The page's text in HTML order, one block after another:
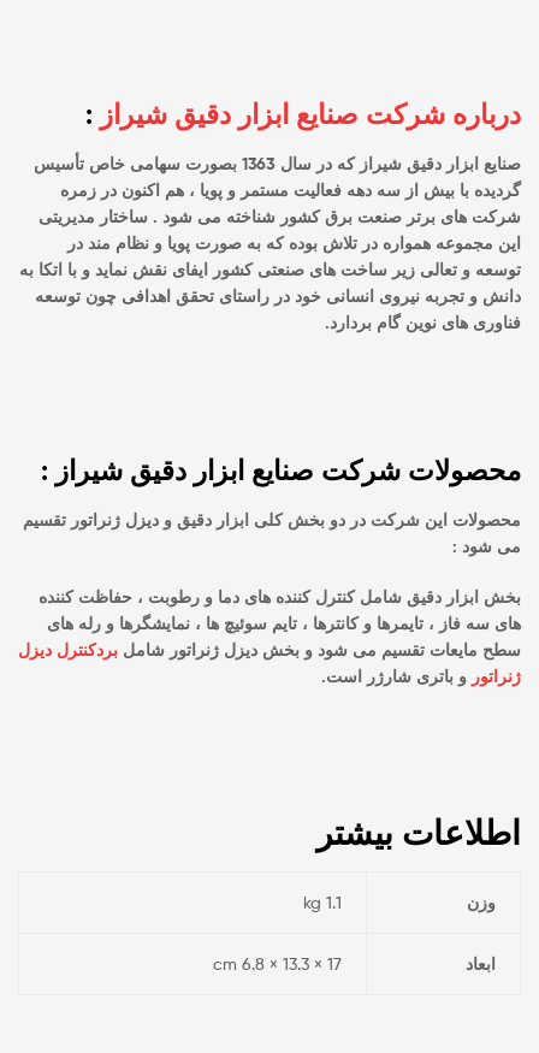
درباره شرکت صنایع ابزار دقیق شیراز :
صنایع ابزار دقیق شیراز که در سال 1363 بصورت سهامی خاص تأسیس
گردیده با بیش از سه دهه فعالیت مستمر و پویا ، هم اکنون در زمره
شرکت های برتر صنعت برق کشور شناخته می شود . ساختار مدیریتی
این مجموعه همواره در تلاش بوده که به صورت پویا و نظام مند در
توسعه و تعالی زیر ساخت های صنعتی کشور ایفای نقش نماید و با اتکا به
دانش و تجربه نیروی انسانی خود در راستای تحقق اهدافی چون توسعه
فناوری های نوین گام بردارد.
محصولات شرکت صنایع ابزار دقیق شیراز :
محصولات این شرکت در دو بخش کلی ابزار دقیق و دیزل ژنراتور تقسیم
می شود :
بخش ابزار دقیق شامل کنترل کننده های دما و رطوبت ، حفاظت کننده
های سه فاز ، تایمرها و کانترها ، تایم سوئیچ ها ، نمایشگرها و رله های
سطح مایعات تقسیم می شود و بخش دیزل ژنراتور شامل بردکنترل دیزل
ژنراتور و باتری شارژر است.
اطلاعات بیشتر
وزن 1.1 kg
ابعاد 17 × 13.3 × 6.8 cm